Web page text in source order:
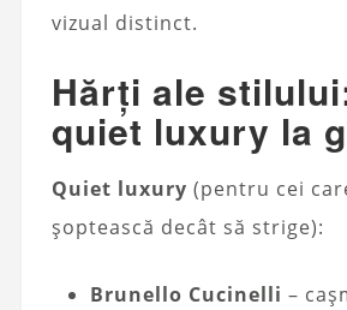
vizual distinct.
Hărți ale
quiet luxury la
Quiet luxury (pentru cei
șoptească decât să strige):
Brunello Cucinelli –